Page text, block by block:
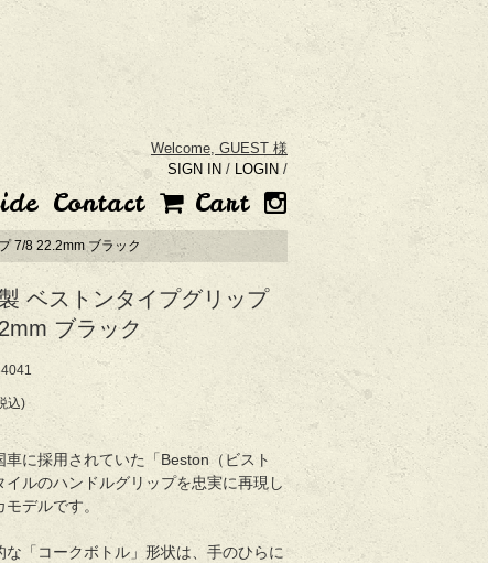
Welcome, GUEST 様
SIGN IN / LOGIN /
Contact Cart
7/8 22.2mm ブラック
ベストンタイプグリップ
ブラック
込)
車に採用されていた「Beston（ビスト
イルのハンドルグリップを忠実に再現し
デルです。
な「コークボトル」形状は、手のひらに